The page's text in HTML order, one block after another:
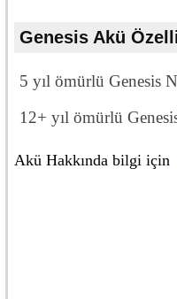
Genesis Akü
5 yıl ömürlü Genesis
12+ yıl ömürlü
Akü Hakkında bilgi için